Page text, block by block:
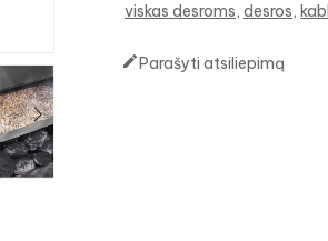
viskas desroms desros
Parašyti atsiliepimą